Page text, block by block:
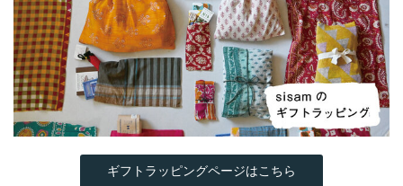
ギフトラッピングページはこちら